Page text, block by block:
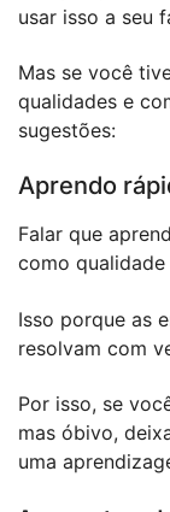
usar isso a seu
Mas se você
qualidades e
sugestões:
Aprendo
Falar que
como qualidade
Isso porque as
resolvam com
Por isso, se
mas óbivo,
uma